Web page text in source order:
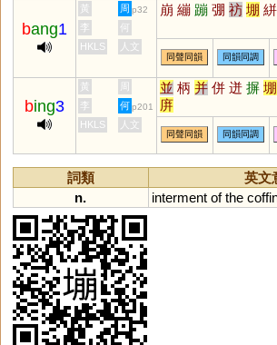
bang1
黃 周 p32 崩 繃 蹦 弸 祊 堋 絣
李
何
HKLS
人文
同聲同韻 同韻同調
bing3
黃 周 並 柄 并 併 迸 摒 堋
庰
李 何 p201
HKLS 人文
同聲同韻 同韻同調
詞類
英文
n.
interment of the